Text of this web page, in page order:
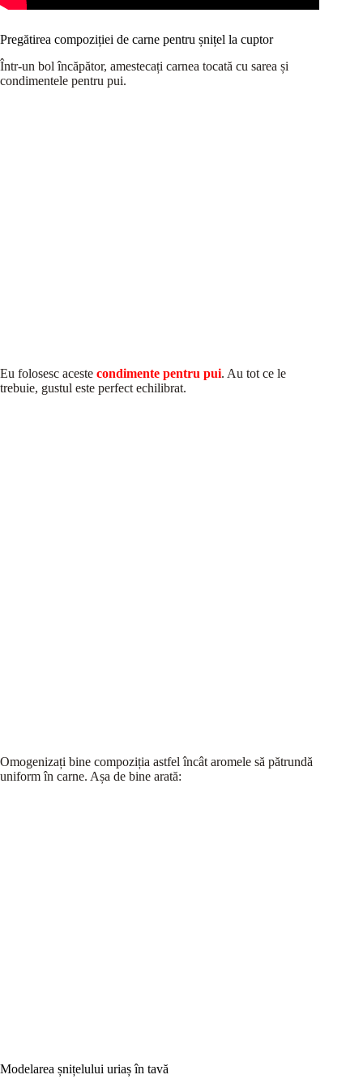
Pregătirea compoziției de carne pentru șnițel la cuptor
Într-un bol încăpător, amestecați carnea tocată cu sarea și
condimentele pentru pui.
Eu folosesc aceste condimente pentru pui. Au tot ce le
trebuie, gustul este perfect echilibrat.
Omogenizați bine compoziția astfel încât aromele să pătrundă
uniform în carne. Așa de bine arată:
Modelarea șnițelului uriaș în tavă